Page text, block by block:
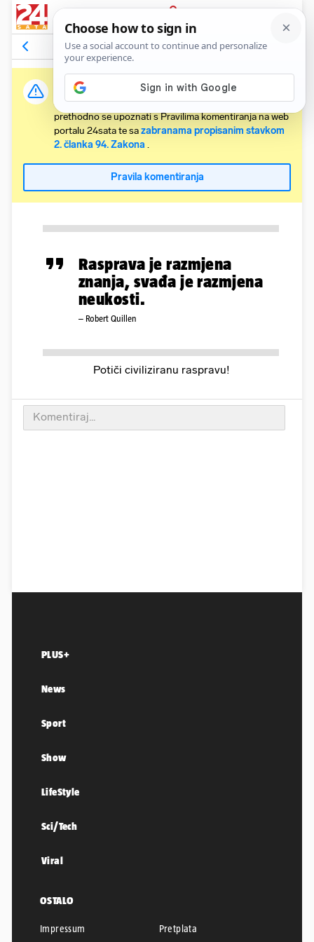
PRIJAVA
Komentari Relevantni
Važna obavijest:
Svaki korisnik koji želi komentirati članke obvezan je
prethodno se upoznati s Pravilima komentiranja na web
portalu 24sata te sazabranama propisanim stavkom
2. članka 94. Zakona .
Pravila komentiranja
Rasprava je razmjena
znanja, svađa je razmjena
neukosti.
– Robert Quillen
Potiči civiliziranu raspravu!
PLUS+
News
Sport
Show
LifeStyle
Sci/Tech
Viral
OSTALO
Impressum Pretplata